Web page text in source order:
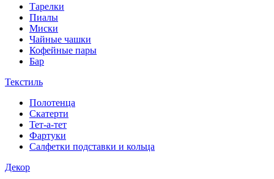
Тарелки
Пиалы
Миски
Чайные чашки
Кофейные пары
Бар
Текстиль
Полотенца
Скатерти
Тет-а-тет
Фартуки
Салфетки подставки и кольца
Декор